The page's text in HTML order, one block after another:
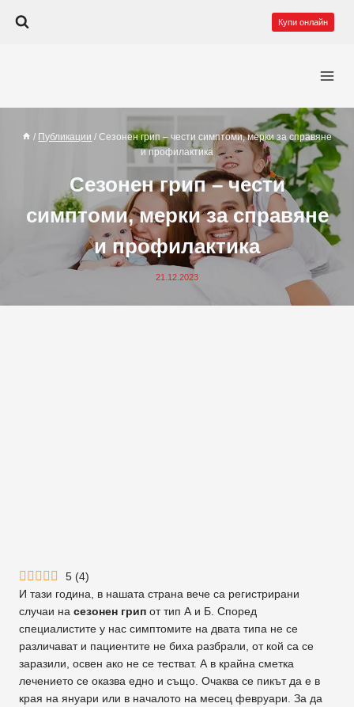
съдържанието
Купи онлайн
/ Публикации / Сезонен грип – чести симптоми, мерки за справяне
и профилактика
Сезонен грип – чести
симптоми, мерки за справяне
и профилактика
21.12.2023
5 (4)
И тази година, в нашата страна вече са регистрирани
случаи на сезонен грип от тип А и Б. Според
специалистите у нас симптомите на двата типа не се
различават и пациентите не биха разбрали, от кой са се
заразили, освен ако не се тестват. А в крайна сметка
лечението се оказва едно и също. Очаква се пикът да е в
края на януари или в началото на месец февруари. За да